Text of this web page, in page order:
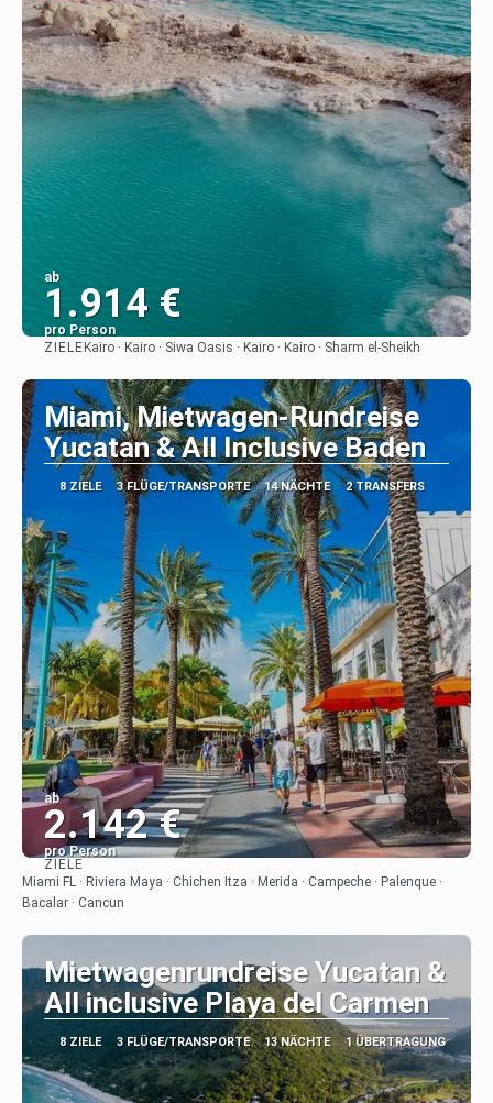
ab
1.914 €
pro Person
ZIELE Kairo · Kairo · Siwa Oasis · Kairo · Kairo · Sharm el-Sheikh
Miami, Mietwagen-Rundreise
Yucatan & All Inclusive Baden
8 ZIELE 3 FLÜGE/TRANSPORTE 14 NÄCHTE 2 TRANSFERS
ab
2.142 €
pro Person
Sehen
ZIELE
Miami FL · Riviera Maya · Chichen Itza · Merida · Campeche · Palenque ·
Bacalar · Cancun
Mietwagenrundreise Yucatan &
All inclusive Playa del Carmen
8 ZIELE 3 FLÜGE/TRANSPORTE 13 NÄCHTE 1 ÜBERTRAGUNG